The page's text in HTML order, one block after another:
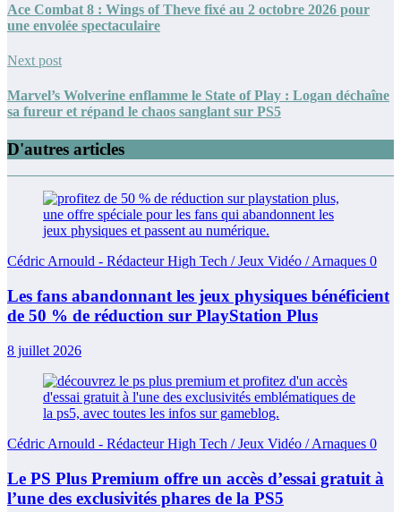
Ace Combat 8 : Wings of Theve fixé au 2 octobre 2026 pour
une envolée spectaculaire
Next post
Marvel’s Wolverine enflamme le State of Play : Logan déchaîne
sa fureur et répand le chaos sanglant sur PS5
D'autres articles
Cédric Arnould - Rédacteur High Tech / Jeux Vidéo / Arnaques 0
Les fans abandonnant les jeux physiques bénéficient
de 50 % de réduction sur PlayStation Plus
8 juillet 2026
Cédric Arnould - Rédacteur High Tech / Jeux Vidéo / Arnaques 0
Le PS Plus Premium offre un accès d’essai gratuit à
l’une des exclusivités phares de la PS5